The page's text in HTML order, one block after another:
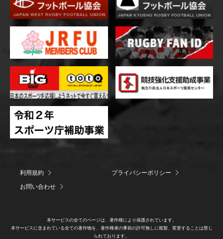
利用規約
プライバシーポリシー
お問い合わせ
本サービスの全てのページは、著作権により保護されています。
本サービスに含まれている全ての著作物を、著作権者の事前の許可無しに複製、変更することは禁じ
られております。